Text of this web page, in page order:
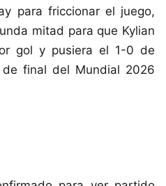
para friccionar el juego,
mitad para que Kylian
gol y pusiera el 1-0 de
de final del Mundial 2026